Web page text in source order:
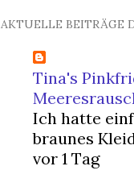
AKTUELLE BEITRÄGE
Tina's
Ich hatte
braunes
vor 1 Tag